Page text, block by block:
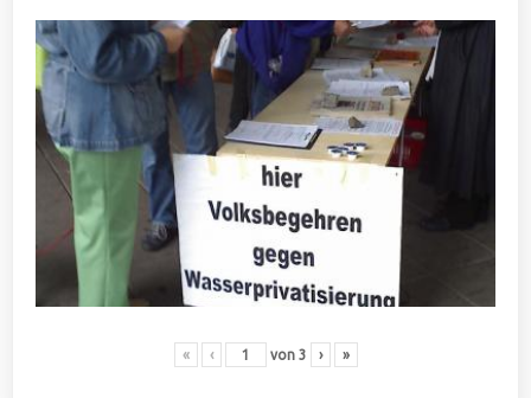
« ‹ von 3 › »